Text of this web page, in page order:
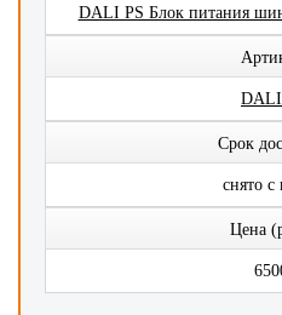
DALI PS Блок питания
Срок
снято с
Цена